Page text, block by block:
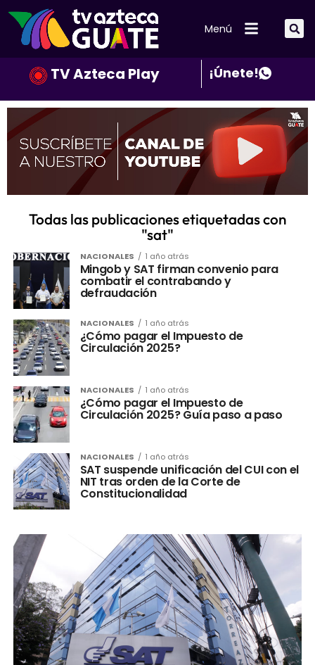
Menú
TV Azteca Play ¡Únete!
Todas las publicaciones etiquetadas con
"sat"
NACIONALES 1 año atrás
Mingob y SAT firman convenio para
combatir el contrabando y
defraudación
NACIONALES 1 año atrás
¿Cómo pagar el Impuesto de
Circulación 2025?
NACIONALES 1 año atrás
¿Cómo pagar el Impuesto de
Circulación 2025? Guía paso a paso
NACIONALES 1 año atrás
SAT suspende unificación del CUI con el
NIT tras orden de la Corte de
Constitucionalidad